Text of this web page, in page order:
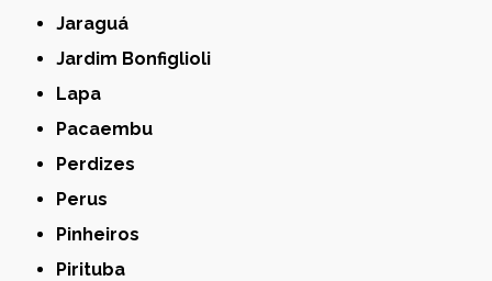
Jaraguá
Jardim Bonfiglioli
Lapa
Pacaembu
Perdizes
Perus
Pinheiros
Pirituba